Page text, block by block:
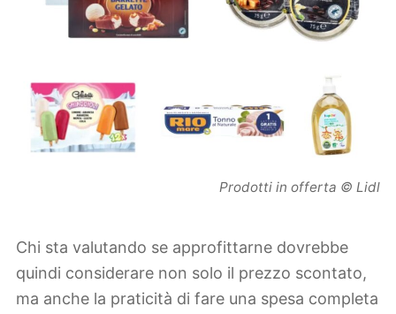
Prodotti in offerta © Lidl
Chi sta valutando se approfittarne dovrebbe
quindi considerare non solo il prezzo scontato,
ma anche la praticità di fare una spesa completa